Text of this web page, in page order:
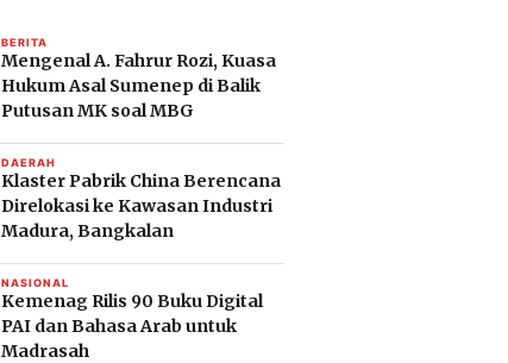
BERITA
Mengenal A. Fahrur Rozi, Kuasa
Hukum Asal Sumenep di Balik
Putusan MK soal MBG
DAERAH
Klaster Pabrik China Berencana
Direlokasi ke Kawasan Industri
Madura, Bangkalan
NASIONAL
Kemenag Rilis 90 Buku Digital
PAI dan Bahasa Arab untuk
Madrasah